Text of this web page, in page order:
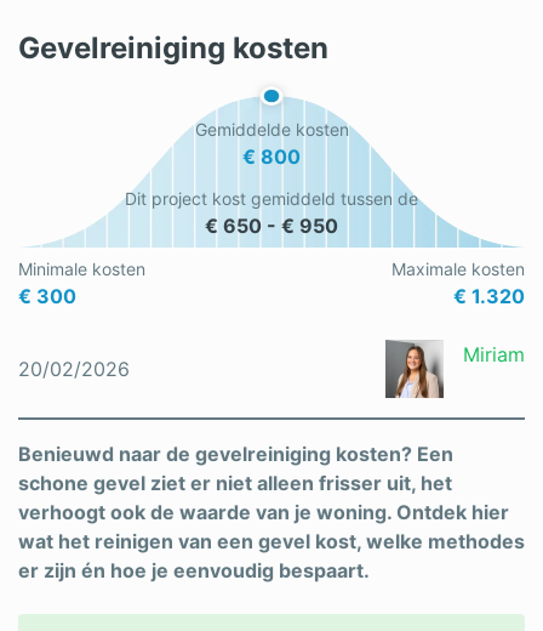
Gevelreiniging kosten
Minimale kosten
€ 300
Gemiddelde kosten
€ 800
Maximale kosten
€ 1.320
Dit project kost gemiddeld tussen de
€ 650 - € 950
20/02/2026
Miriam
Benieuwd naar de gevelreiniging kosten? Een
schone gevel ziet er niet alleen frisser uit, het
verhoogt ook de waarde van je woning. Ontdek hier
wat het reinigen van een gevel kost, welke methodes
er zijn én hoe je eenvoudig bespaart.